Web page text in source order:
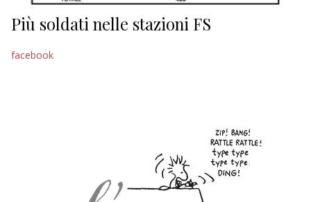
CULTURA
NAUTICA
Più soldati nelle stazioni FS
facebook